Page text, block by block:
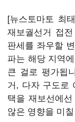
[뉴스토마토 최
재보궐선거 접
판세를 좌우할
파는 해당 지역
큰 걸로 평가됩
거, 다자 구도로
택을 재보선에
않은 영향을 미